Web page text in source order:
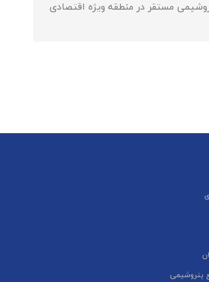
عامل و کارشناسان مجتمع‌های پتروشیمی مستقر در منطقه ویژه اقتصادی
پتروشیمی